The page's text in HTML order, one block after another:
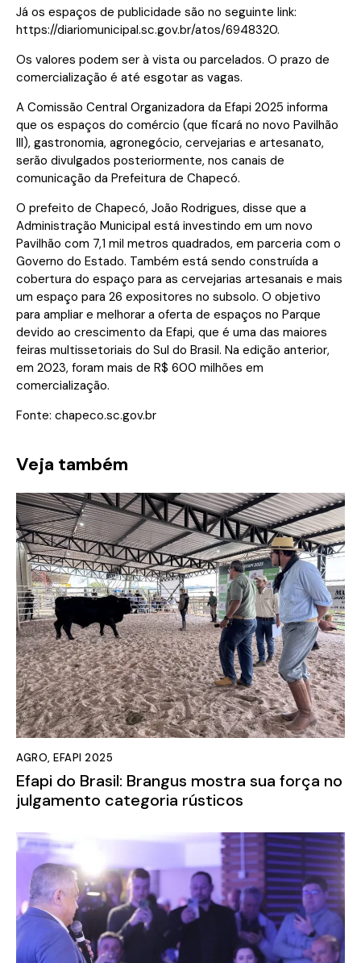
Já os espaços de publicidade são no seguinte link:
https://diariomunicipal.sc.gov.br/atos/6948320.
Os valores podem ser à vista ou parcelados. O prazo de
comercialização é até esgotar as vagas.
A Comissão Central Organizadora da Efapi 2025 informa
que os espaços do comércio (que ficará no novo Pavilhão
III), gastronomia, agronegócio, cervejarias e artesanato,
serão divulgados posteriormente, nos canais de
comunicação da Prefeitura de Chapecó.
O prefeito de Chapecó, João Rodrigues, disse que a
Administração Municipal está investindo em um novo
Pavilhão com 7,1 mil metros quadrados, em parceria com o
Governo do Estado. Também está sendo construída a
cobertura do espaço para as cervejarias artesanais e mais
um espaço para 26 expositores no subsolo. O objetivo
para ampliar e melhorar a oferta de espaços no Parque
devido ao crescimento da Efapi, que é uma das maiores
feiras multissetoriais do Sul do Brasil. Na edição anterior,
em 2023, foram mais de R$ 600 milhões em
comercialização.
Fonte: chapeco.sc.gov.br
Veja também
AGRO, EFAPI 2025
Efapi do Brasil: Brangus mostra sua força no
julgamento categoria rústicos